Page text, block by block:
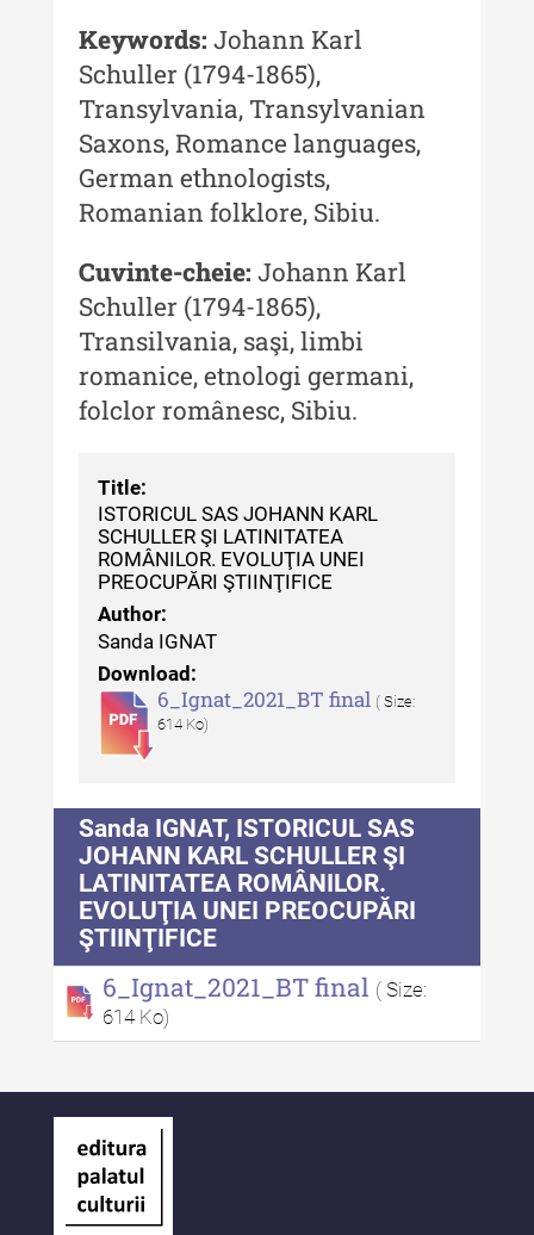
Patrimoniului - 2019
Indexul Complet
MediCult - Revista de mediere
culturală
MediCult - Revista de mediere
culturală IV (2025)
MediCult - Revista de mediere
culturală III (2024)
MediCult - Revista de mediere
culturală II (2023)
Acta Pangratia
Acta Pangratia I (2023)
Acta Pangratia II (2024)
Acta Pangratia III (2025)
Indexul Complet
autor
Indexul Complet
Informații Utile
Despre Editură
Contact
Keywords: Johann Karl
Schuller (1794-1865),
Transylvania, Transylvanian
Saxons, Romance languages,
German ethnologists,
Romanian folklore, Sibiu.
Cuvinte-cheie: Johann Karl
Schuller (1794-1865),
Transilvania, saşi, limbi
romanice, etnologi germani,
folclor românesc, Sibiu.
Title:
ISTORICUL SAS JOHANN KARL
SCHULLER ŞI LATINITATEA
ROMÂNILOR. EVOLUŢIA UNEI
PREOCUPĂRI ŞTIINŢIFICE
Author:
Sanda IGNAT
Download:
6_Ignat_2021_BT final ( Size:
614 Ko)
Sanda IGNAT, ISTORICUL SAS
JOHANN KARL SCHULLER ŞI
LATINITATEA ROMÂNILOR.
EVOLUŢIA UNEI PREOCUPĂRI
ŞTIINŢIFICE
6_Ignat_2021_BT final ( Size:
614 Ko)